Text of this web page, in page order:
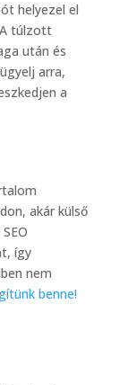
helyezel el
túlzott
után és
arra,
a
akár külső
így
nem
benne!